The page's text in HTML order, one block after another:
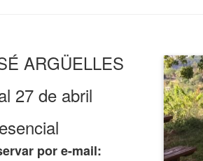
ARGÜELLES
27 de abril
por e-mail: